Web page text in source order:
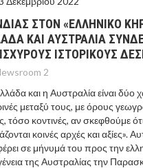
ΣΤΟΝ «ΕΛΛΗΝΙΚΟ
ΚΑΙ ΑΥΣΤΡΑΛΙΑ
ΙΣΤΟΡΙΚΟΥΣ
2
και η Αυστραλία είναι δύο
μεταξύ τους, με όρους
τόσο κοντινές, αν σκεφθούμε
κοινές αρχές και αξίες».
σε μήνυμά του προς την
της Αυστραλίας την